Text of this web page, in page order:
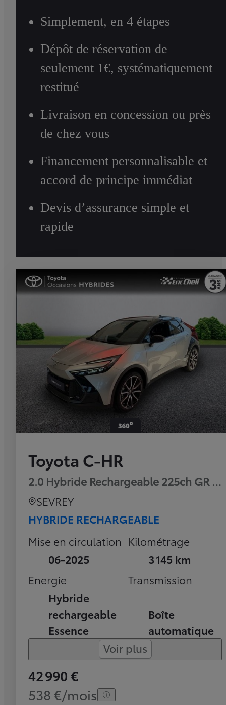
Simplement, en 4 étapes
Dépôt de réservation de
seulement 1€, systématiquement
restitué
Livraison en concession ou près
de chez vous
Financement personnalisable et
accord de principe immédiat
Devis d’assurance simple et
rapide
Toyota C-HR
2.0 Hybride Rechargeable 225ch GR
SEVREY
HYBRIDE RECHARGEABLE
Mise en circulation
06-2025
Kilométrage
3 145 km
Energie
Hybride
rechargeable
Essence
Transmission
Boîte
automatique
Voir plus
42 990 €
538 €/mois